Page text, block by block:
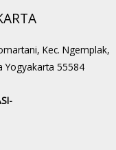
Kec. Ngemplak,
Yogyakarta 55584